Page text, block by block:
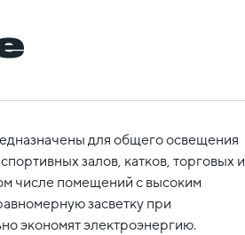
для общего освещения
залов, катков, торговых и
числе помещений с высоким
засветку при
экономят электроэнергию.